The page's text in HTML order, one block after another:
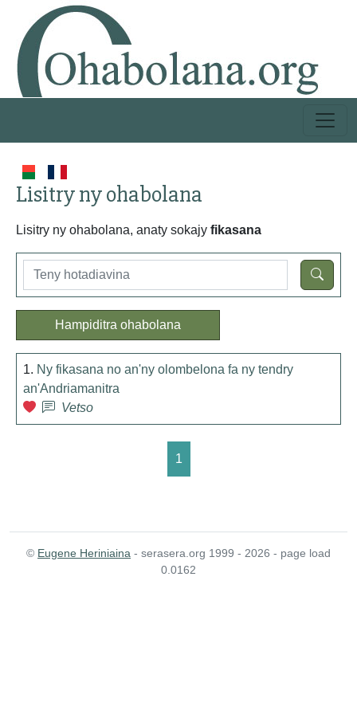
Lisitry ny ohabolana
Lisitry ny ohabolana, anaty sokajy fikasana
Hampiditra ohabolana
1. Ny fikasana no an'ny olombelona fa ny tendry
an'Andriamanitra
Vetso
1
© Eugene Heriniaina - serasera.org 1999 - 2026 - page load
0.0162